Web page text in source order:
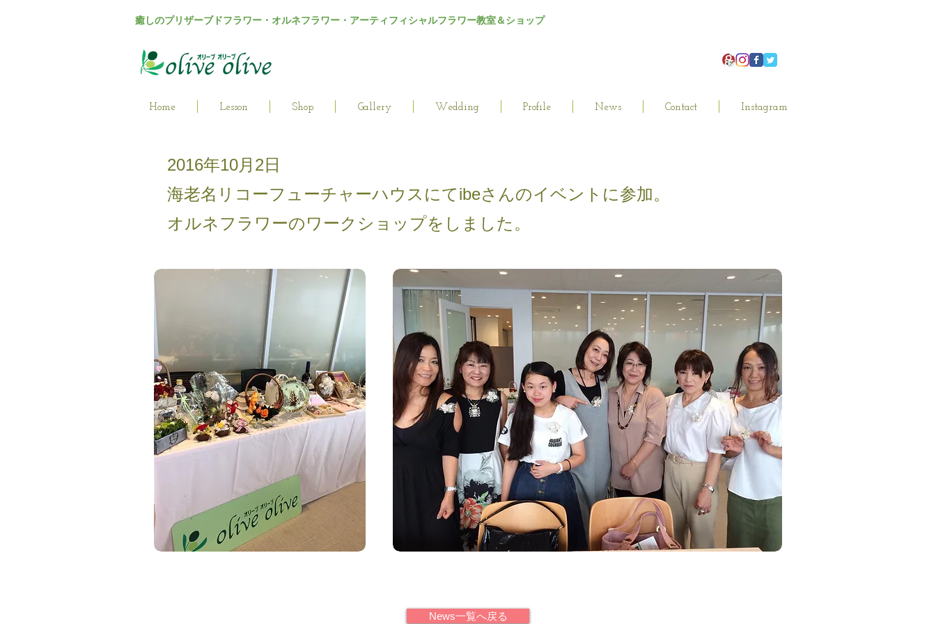
癒しのプリザーブドフラワー・オルネフラワー・アーティフィシャルフラワー教室＆ショップ
Home Lesson Shop Gallery Wedding Profile News Contact Instagram
2016年10月2日
海老名リコーフューチャーハウスにてibeさんのイベントに参加。
オルネフラワーのワークショップをしました。
News一覧へ戻る